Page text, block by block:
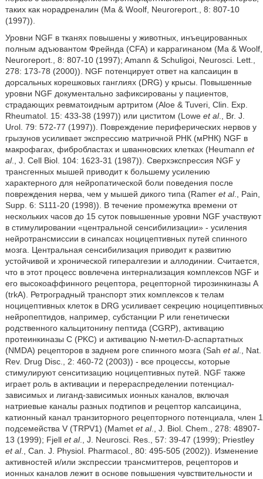
таких как норадреналин (Ma & Woolf, Neuroreport., 8: 807-10
(1997)).
Уровни NGF в тканях повышены у животных, инъецированных
полным адъювантом Фрейнда (CFA) и каррагинаном (Ma & Woolf,
Neuroreport., 8: 807-10 (1997); Amann & Schuligoi, Neurosci. Lett.,
278: 173-78 (2000)). NGF потенцирует ответ на капсаицин в
дорсальных корешковых ганглиях (DRG) у крысы. Повышенные
уровни NGF документально зафиксированы у пациентов,
страдающих ревматоидным артритом (Aloe & Tuveri, Clin. Exp.
Rheumatol. 15: 433-38 (1997)) или циститом (Lowe et al., Br. J.
Urol. 79: 572-77 (1997)). Повреждение периферических нервов у
грызунов усиливает экспрессию матричной РНК (мРНК) NGF в
макрофагах, фибробластах и шванновских клетках (Heumann et
al., J. Cell Biol. 104: 1623-31 (1987)). Сверхэкспрессия NGF у
трансгенных мышей приводит к большему усилению
характерного для нейропатической боли поведения после
повреждения нерва, чем у мышей дикого типа (Ramer et al., Pain,
Supp. 6: S111-20 (1998)). В течение промежутка времени от
нескольких часов до 15 суток повышенные уровни NGF участвуют
в стимулировании «центральной сенсибилизации» - усиления
нейротрансмиссии в синапсах ноцицептивных путей спинного
мозга. Центральная сенсибилизация приводит к развитию
устойчивой и хронической гипералгезии и аллодинии. Считается,
что в этот процесс вовлечена интернализация комплексов NGF и
его высокоаффинного рецептора, рецепторной тирозинкиназы A
(trkA). Ретроградный транспорт этих комплексов к телам
ноцицептивных клеток в DRG усиливает секрецию ноцицептивных
нейропептидов, например, субстанции P или генетически
родственного кальцитонину пептида (CGRP), активацию
протеинкиназы C (PKC) и активацию N-метил-D-аспартатных
(NMDA) рецепторов в заднем роге спинного мозга (Sah et al., Nat.
Rev. Drug Disc., 2: 460-72 (2003)) - все процессы, которые
стимулируют сенситизацию ноцицептивных путей. NGF также
играет роль в активации и перераспределении потенциал-
зависимых и лиганд-зависимых ионных каналов, включая
натриевые каналы разных подтипов и рецептор капсаицина,
катионный канал транзиторного рецепторного потенциала, член 1
подсемейства V (TRPV1) (Mamet et al., J. Biol. Chem., 278: 48907-
13 (1999); Fjell et al., J. Neurosci. Res., 57: 39-47 (1999); Priestley
et al., Can. J. Physiol. Pharmacol., 80: 495-505 (2002)). Изменение
активностей и/или экспрессии трансмиттеров, рецепторов и
ионных каналов лежит в основе повышения чувствительности и